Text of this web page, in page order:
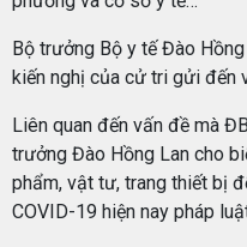
Bộ trưởng Bộ y tế Đào
kiến nghị của cử tri gửi đến
Liên quan đến vấn đề mà
trưởng Đào Hồng Lan cho
phẩm, vật tư, trang thiết bị
COVID-19 hiện nay pháp